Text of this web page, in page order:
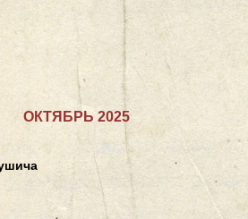
ОКТЯБРЬ 2025